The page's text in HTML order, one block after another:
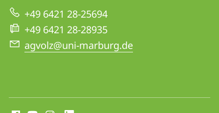
Materials
+49 6421 28-25694
+49 6421 28-28935
agvolz@uni-marburg.de